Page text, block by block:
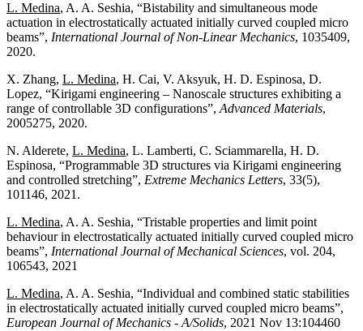
L. Medina, A. A. Seshia, “Bistability and simultaneous mode
actuation in electrostatically actuated initially curved coupled micro
beams”, International Journal of Non-Linear Mechanics, 1035409,
2020.
X. Zhang, L. Medina, H. Cai, V. Aksyuk, H. D. Espinosa, D.
Lopez, “Kirigami engineering – Nanoscale structures exhibiting a
range of controllable 3D configurations”, Advanced Materials,
2005275, 2020.
N. Alderete, L. Medina, L. Lamberti, C. Sciammarella, H. D.
Espinosa, “Programmable 3D structures via Kirigami engineering
and controlled stretching”, Extreme Mechanics Letters, 33(5),
101146, 2021.
L. Medina, A. A. Seshia, “Tristable properties and limit point
behaviour in electrostatically actuated initially curved coupled micro
beams”, International Journal of Mechanical Sciences, vol. 204,
106543, 2021
L. Medina, A. A. Seshia, “Individual and combined static stabilities
in electrostatically actuated initially curved coupled micro beams”,
European Journal of Mechanics - A/Solids, 2021 Nov 13:104460